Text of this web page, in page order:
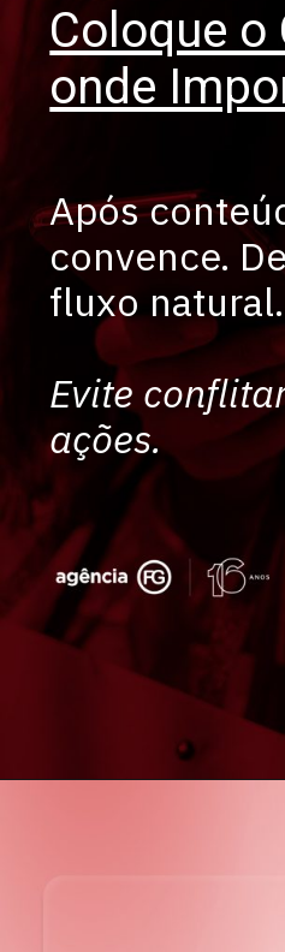
Após
convence.
fluxo natural.
Evite
ações.
Coloque o
onde